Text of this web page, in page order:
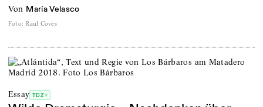
von María Velasco
Foto: Raul Coves
Essay TDZ+